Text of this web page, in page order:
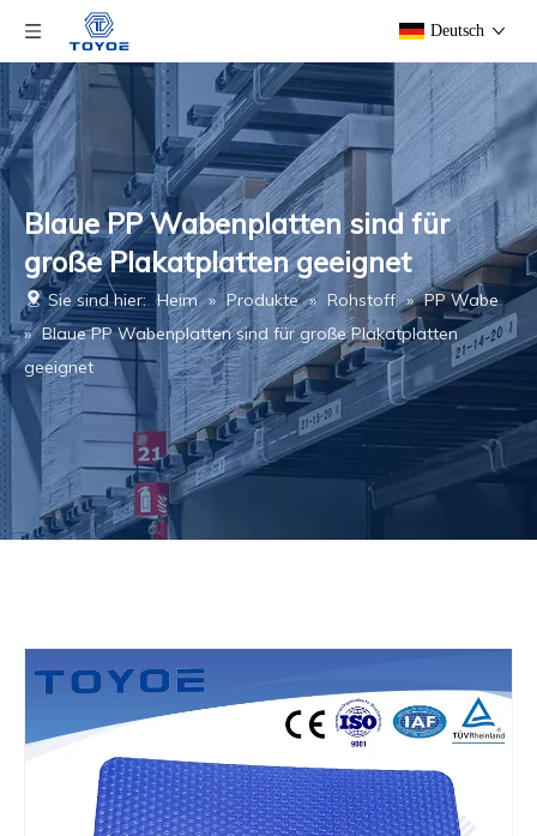
Deutsch
Blaue PP Wabenplatten sind für
große Plakatplatten geeignet
Sie sind hier: Heim » Produkte » Rohstoff » PP Wabe
» Blaue PP Wabenplatten sind für große Plakatplatten
geeignet